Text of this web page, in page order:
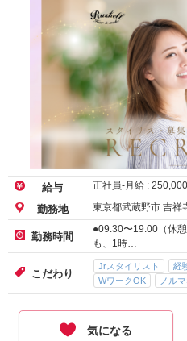
給与 正社員-月給 : 250,000
勤務地 東京都武蔵野市 吉祥
勤務時間
●09:30〜19:00（休憩1時間） 美容師を長
も、1時…
こだわり
Jrスタイリスト 経
WワークOK
ノル
気になる